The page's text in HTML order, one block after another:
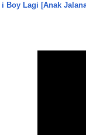
i Boy Lagi [Anak